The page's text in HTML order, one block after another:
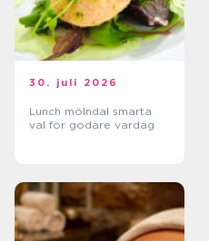
30. juli 2026
Lunch mölndal smarta
val för godare vardag